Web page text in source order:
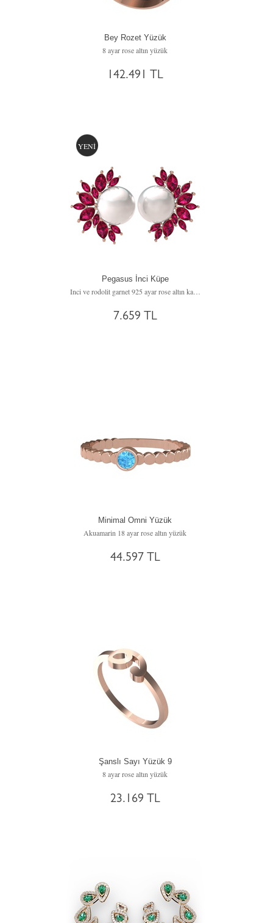
Bey Rozet Yüzük
8 ayar rose altın yüzük
142.491 TL
YENİ
Pegasus İnci Küpe
Inci ve rodolit garnet 925 ayar rose altın kaplama gümüş küpe
7.659 TL
Minimal Omni Yüzük
Akuamarin 18 ayar rose altın yüzük
44.597 TL
Şanslı Sayı Yüzük 9
8 ayar rose altın yüzük
23.169 TL